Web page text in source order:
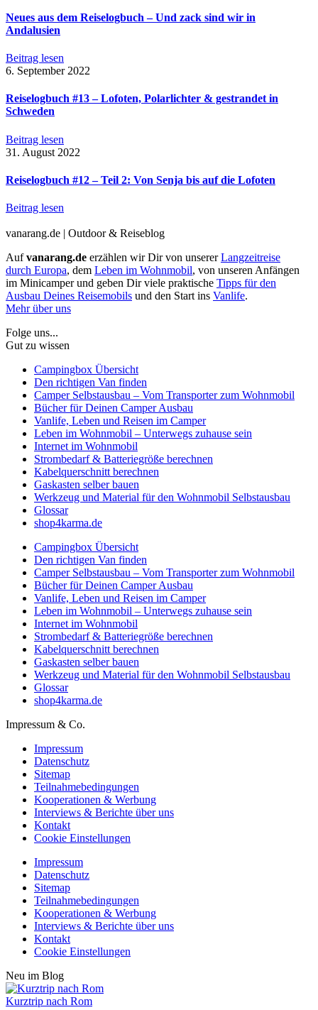
Neues aus dem Reiselogbuch – Und zack sind wir in
Andalusien
Beitrag lesen
6. September 2022
Reiselogbuch #13 – Lofoten, Polarlichter & gestrandet in
Schweden
Beitrag lesen
31. August 2022
Reiselogbuch #12 – Teil 2: Von Senja bis auf die Lofoten
Beitrag lesen
vanarang.de | Outdoor & Reiseblog
Aufvanarang.de erzählen wir Dir von unsererLangzeitreise
durch Europa, dem Leben im Wohnmobil, von unseren Anfängen
im Minicamper und geben Dir viele praktische Tipps für den
Ausbau Deines Reisemobils und den Start ins Vanlife.
Mehr über uns
Folge uns...
Gut zu wissen
Campingbox Übersicht
Den richtigen Van finden
Camper Selbstausbau – Vom Transporter zum Wohnmobil
Bücher für Deinen Camper Ausbau
Vanlife, Leben und Reisen im Camper
Leben im Wohnmobil – Unterwegs zuhause sein
Internet im Wohnmobil
Strombedarf & Batteriegröße berechnen
Kabelquerschnitt berechnen
Gaskasten selber bauen
Werkzeug und Material für den Wohnmobil Selbstausbau
Glossar
shop4karma.de
Campingbox Übersicht
Den richtigen Van finden
Camper Selbstausbau – Vom Transporter zum Wohnmobil
Bücher für Deinen Camper Ausbau
Vanlife, Leben und Reisen im Camper
Leben im Wohnmobil – Unterwegs zuhause sein
Internet im Wohnmobil
Strombedarf & Batteriegröße berechnen
Kabelquerschnitt berechnen
Gaskasten selber bauen
Werkzeug und Material für den Wohnmobil Selbstausbau
Glossar
shop4karma.de
Impressum & Co.
Impressum
Datenschutz
Sitemap
Teilnahmebedingungen
Kooperationen & Werbung
Interviews & Berichte über uns
Kontakt
Cookie Einstellungen
Impressum
Datenschutz
Sitemap
Teilnahmebedingungen
Kooperationen & Werbung
Interviews & Berichte über uns
Kontakt
Cookie Einstellungen
Neu im Blog
Kurztrip nach Rom